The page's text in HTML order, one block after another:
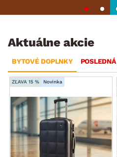
Aktuálne akcie
BYTOVÉ DOPLNKY
ZĽAVA 15 % Novinka